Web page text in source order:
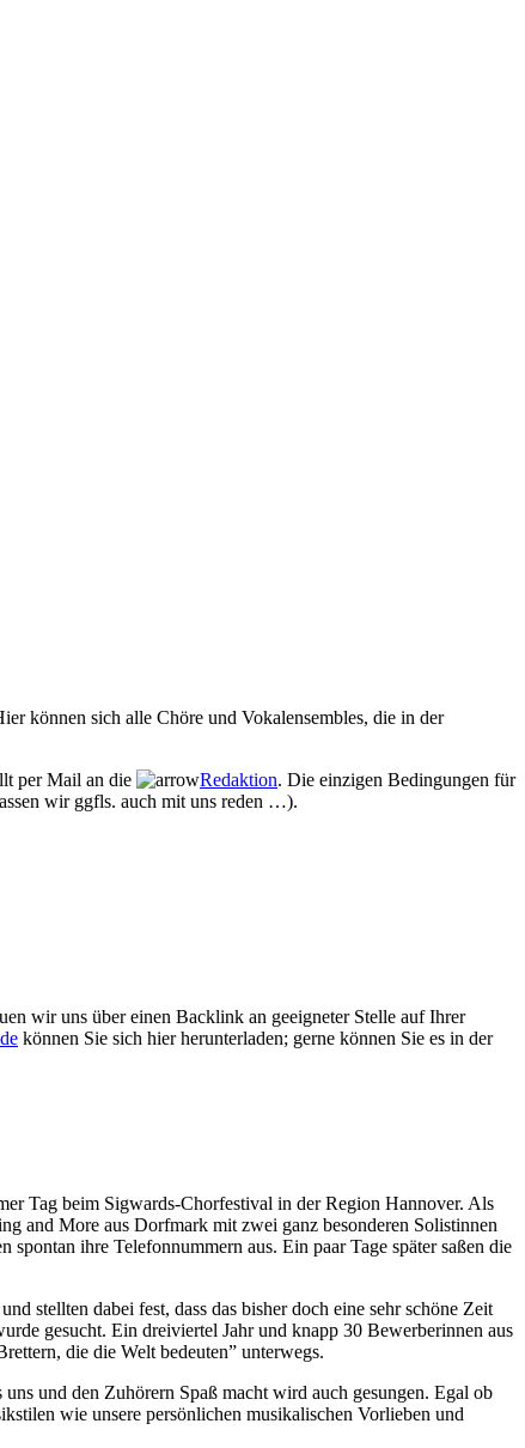
können sich alle Chöre und Vokalensembles, die in der
per Mail an die Redaktion. Die einzigen Bedingungen für
wir ggfls. auch mit uns reden …).
wir uns über einen Backlink an geeigneter Stelle auf Ihrer
können Sie sich hier herunterladen; gerne können Sie es in der
Tag beim Sigwards-Chorfestival in der Region Hannover. Als
and More aus Dorfmark mit zwei ganz besonderen Solistinnen
ihre Telefonnummern aus. Ein paar Tage später saßen die
stellten dabei fest, dass das bisher doch eine sehr schöne Zeit
gesucht. Ein dreiviertel Jahr und knapp 30 Bewerberinnen aus
die die Welt bedeuten” unterwegs.
und den Zuhörern Spaß macht wird auch gesungen. Egal ob
wie unsere persönlichen musikalischen Vorlieben und